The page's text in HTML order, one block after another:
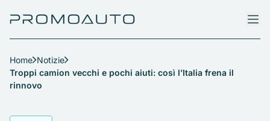
Home Notizie
Troppi camion vecchi e pochi aiuti: così l’Italia frena il
rinnovo